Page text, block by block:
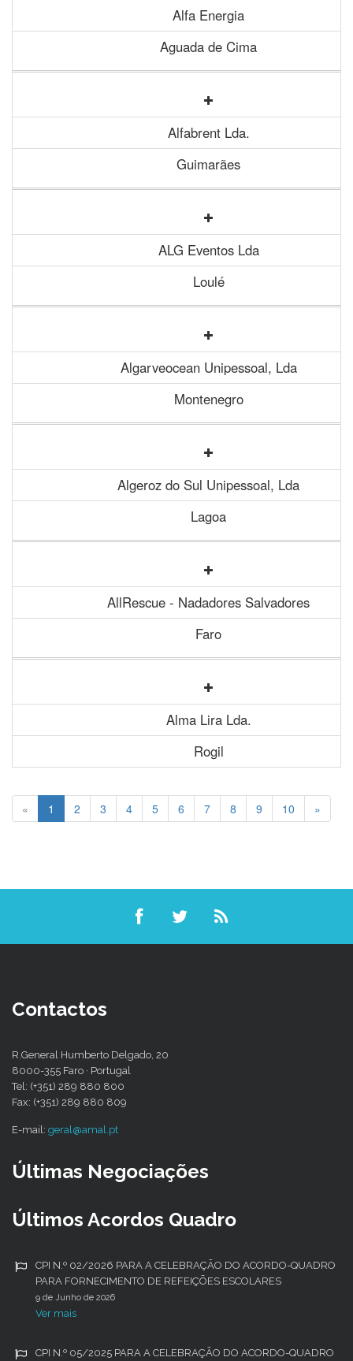
Alfa Energia
Aguada de Cima
Alfabrent Lda.
Guimarães
ALG Eventos Lda
Loulé
Algarveocean Unipessoal, Lda
Montenegro
Algeroz do Sul Unipessoal, Lda
Lagoa
AllRescue - Nadadores Salvadores
Faro
Alma Lira Lda.
Rogil
« 1 2 3 4 5 6 7 8 9 10 »
Contactos
R.General Humberto Delgado, 20
8000-355 Faro · Portugal
Tel: (+351) 289 880 800
Fax: (+351) 289 880 809
E-mail: geral@amal.pt
Últimas Negociações
Últimos Acordos Quadro
CPI N.º 02/2026 PARA A CELEBRAÇÃO DO ACORDO-QUADRO
PARA FORNECIMENTO DE REFEIÇÕES ESCOLARES
9 de Junho de 2026
Ver mais
CPI N.º 05/2025 PARA A CELEBRAÇÃO DO ACORDO-QUADRO